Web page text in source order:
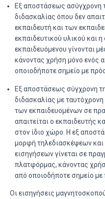
Εξ αποστάσεως ασύγχρονη
διδασκαλίας όπου δεν
εκπαιδευτή και των
εκπαιδευτικού υλικού και
εκπαιδευόμενου γίνονται
κάνοντας χρήση μόνο ενός
οποιοδήποτε σημείο με
Εξ αποστάσεως σύγχρονη
διδασκαλίας με
των εκπαιδευομένων σε
απαιτείται ο εκπαιδευτής
στον ίδιο χώρο. Η εξ
μορφή τηλεδιασκέψεων
εισηγήσεων γίνεται σε
πλατφόρμας, κάνοντας
από οποιοδήποτε σημείο με
Οι εισηγήσεις